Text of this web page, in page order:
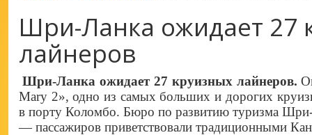
Шри-Ланка ожидает 27
лайнеров
Шри-Ланка ожидает 27 круизных лайнеров.
Mary 2», одно из самых больших и дорогих
в порту Коломбо. Бюро по развитию туризма Шри-
— пассажиров приветствовали традиционными